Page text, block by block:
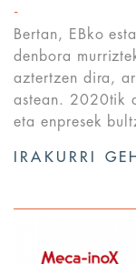
Bertan, EBko
denbora
aztertzen dira,
astean. 2020tik
eta enpresek
IRAKURRI